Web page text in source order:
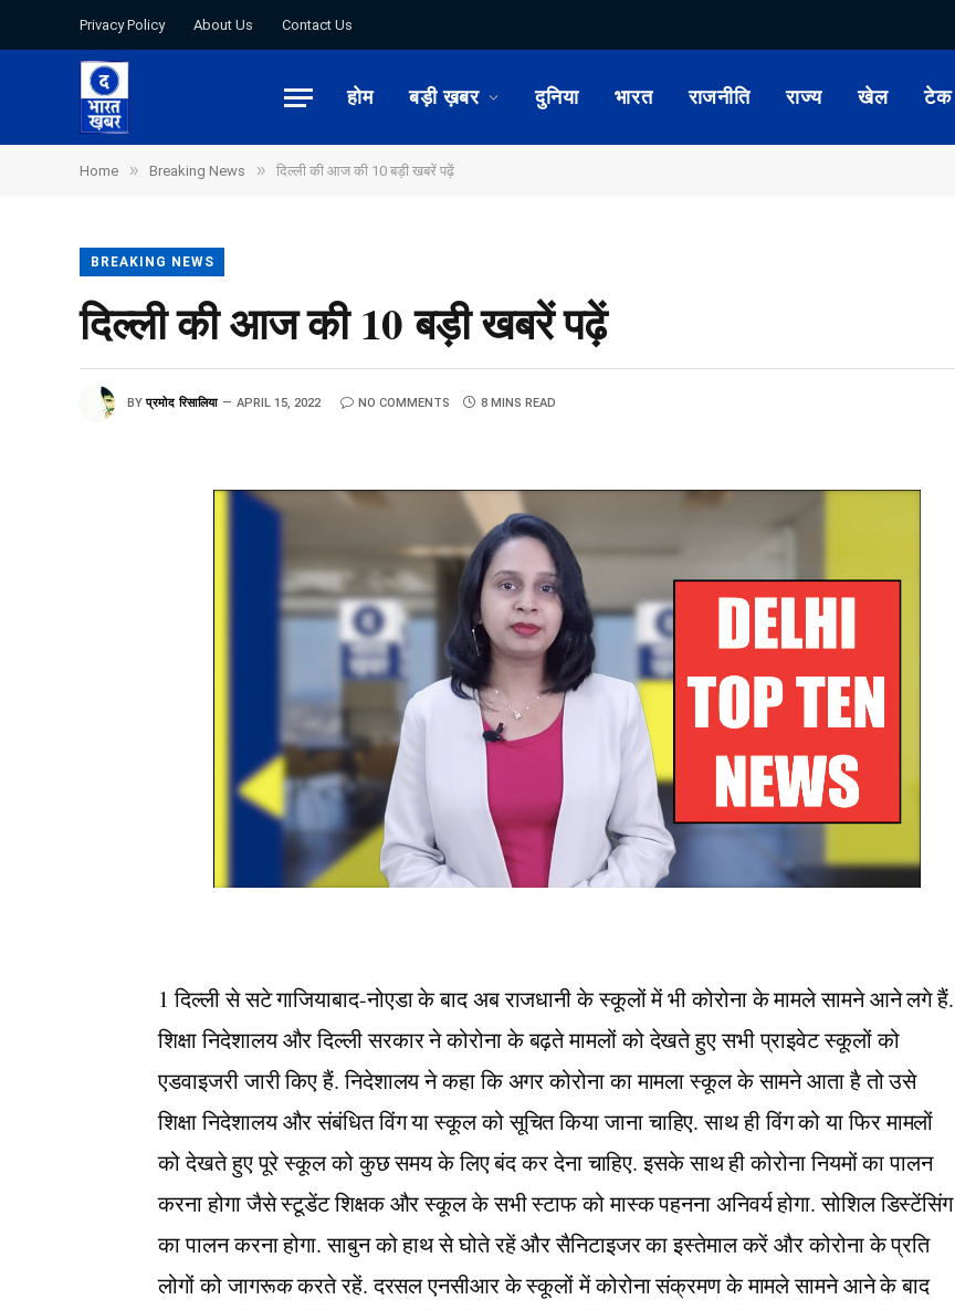
Privacy Policy About Us Contact Us
होम बड़ी ख़बर दुनिया भारत राजनीति राज्य खेल टेक
Home » Breaking News » दिल्ली की आज की 10 बड़ी खबरें पढ़ें
BREAKING NEWS
दिल्ली की आज की 10 बड़ी खबरें पढ़ें
BY प्रमोद रिसालिया APRIL 15, 2022 NO COMMENTS 8 MINS READ
1 दिल्ली से सटे गाजियाबाद-नोएडा के बाद अब राजधानी के स्कूलों में भी कोरोना के मामले सामने आने लगे हैं.
शिक्षा निदेशालय और दिल्ली सरकार ने कोरोना के बढ़ते मामलों को देखते हुए सभी प्राइवेट स्कूलों को
एडवाइजरी जारी किए हैं. निदेशालय ने कहा कि अगर कोरोना का मामला स्कूल के सामने आता है तो उसे
शिक्षा निदेशालय और संबंधित विंग या स्कूल को सूचित किया जाना चाहिए. साथ ही विंग को या फिर मामलों
को देखते हुए पूरे स्कूल को कुछ समय के लिए बंद कर देना चाहिए. इसके साथ ही कोरोना नियमों का पालन
करना होगा जैसे स्टूडेंट शिक्षक और स्कूल के सभी स्टाफ को मास्क पहनना अनिवर्य होगा. सोशिल डिस्टेंसिंग
का पालन करना होगा. साबुन को हाथ से घोते रहें और सैनिटाइजर का इस्तेमाल करें और कोरोना के प्रति
लोगों को जागरूक करते रहें. दरसल एनसीआर के स्कूलों में कोरोना संक्रमण के मामले सामने आने के बाद